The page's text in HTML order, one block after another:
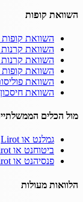
השוואת קופות
השוואת קופות
השוואת קרנות
השוואת
השוואת
השוואת
השוואת
מול הכלים
גמלנט או Lirot
ביטוחנט או Lirot
פנסיהנט או Lirot
הלוואות מעולות